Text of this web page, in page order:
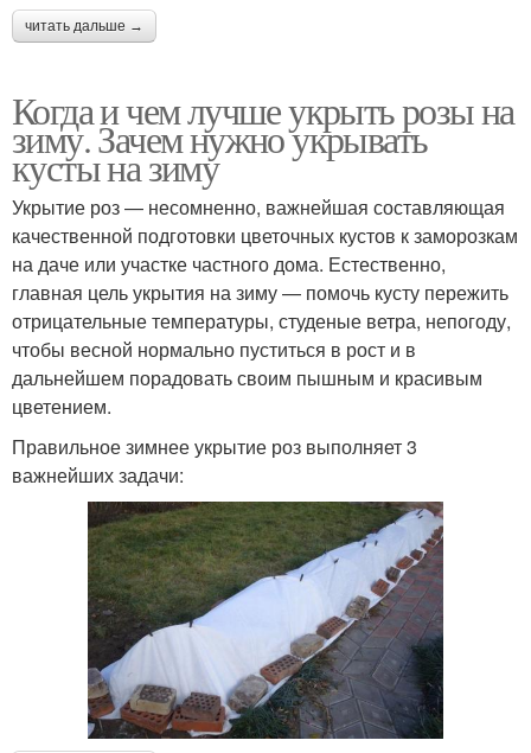
читать дальше →
Когда и чем лучше укрыть розы на
зиму. Зачем нужно укрывать
кусты на зиму
Укрытие роз — несомненно, важнейшая составляющая
качественной подготовки цветочных кустов к заморозкам
на даче или участке частного дома. Естественно,
главная цель укрытия на зиму — помочь кусту пережить
отрицательные температуры, студеные ветра, непогоду,
чтобы весной нормально пуститься в рост и в
дальнейшем порадовать своим пышным и красивым
цветением.
Правильное зимнее укрытие роз выполняет 3
важнейших задачи: